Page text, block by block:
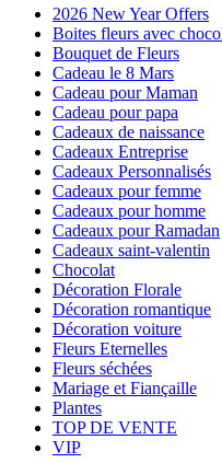
2026 New Year Offers
Boites fleurs avec
Bouquet de Fleurs
Cadeau le 8 Mars
Cadeau pour Maman
Cadeau pour papa
Cadeaux de naissance
Cadeaux Entreprise
Cadeaux Personnalisés
Cadeaux pour femme
Cadeaux pour homme
Cadeaux pour Ramadan
Cadeaux saint-valentin
Chocolat
Décoration Florale
Décoration romantique
Décoration voiture
Fleurs Eternelles
Fleurs séchées
Mariage et Fiançaille
Plantes
TOP DE VENTE
VIP